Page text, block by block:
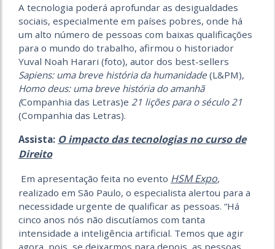
A tecnologia poderá aprofundar as desigualdades
sociais, especialmente em países pobres, onde há
um alto número de pessoas com baixas qualificações
para o mundo do trabalho, afirmou o historiador
Yuval Noah Harari (foto), autor dos best-sellers
Sapiens: uma breve história da humanidade (L&PM),
Homo deus: uma breve história do amanhã
(Companhia das Letras)e 21 lições para o século 21
(Companhia das Letras).
Assista: O impacto das tecnologias no curso de
Direito
Em apresentação feita no evento HSM Expo,
realizado em São Paulo, o especialista alertou para a
necessidade urgente de qualificar as pessoas. “Há
cinco anos nós não discutíamos com tanta
intensidade a inteligência artificial. Temos que agir
agora, pois, se deixarmos para depois, as pessoas